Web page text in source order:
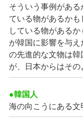
そういう事例があ
ている物があるか
している物がある
が韓国に影響を与
の先進的な文物は
が、日本からはその
●韓国人
海の向こうにある文